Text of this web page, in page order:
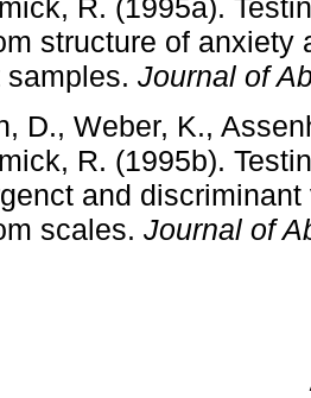
R. (1995a).
structure of anxiety
samples. Journal of
D., Weber, K.,
R. (1995b).
and
scales. Journal of